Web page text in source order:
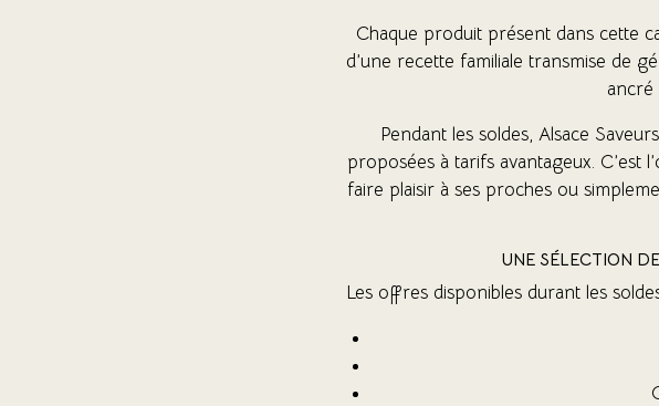
Chaque produit présent dans cette
d’une recette familiale transmise de
ancré
Pendant les soldes, Alsace
proposées à tarifs avantageux.
faire plaisir à ses proches ou
UNE SÉLECTION
Les offres disponibles durant les